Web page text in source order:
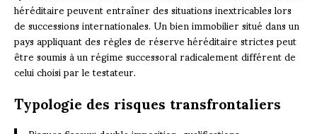
héréditaire peuvent entraîner des situations inextricables lors
de successions internationales. Un bien immobilier situé dans un
pays appliquant des règles de réserve héréditaire strictes peut
être soumis à un régime successoral radicalement différent de
celui choisi par le testateur.
Typologie des risques transfrontaliers